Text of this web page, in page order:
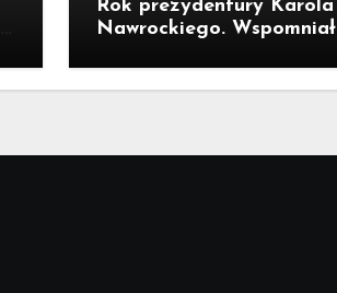
Rok prezydentury Karola
Nawrockiego. Wspomniał
piekarni państwa